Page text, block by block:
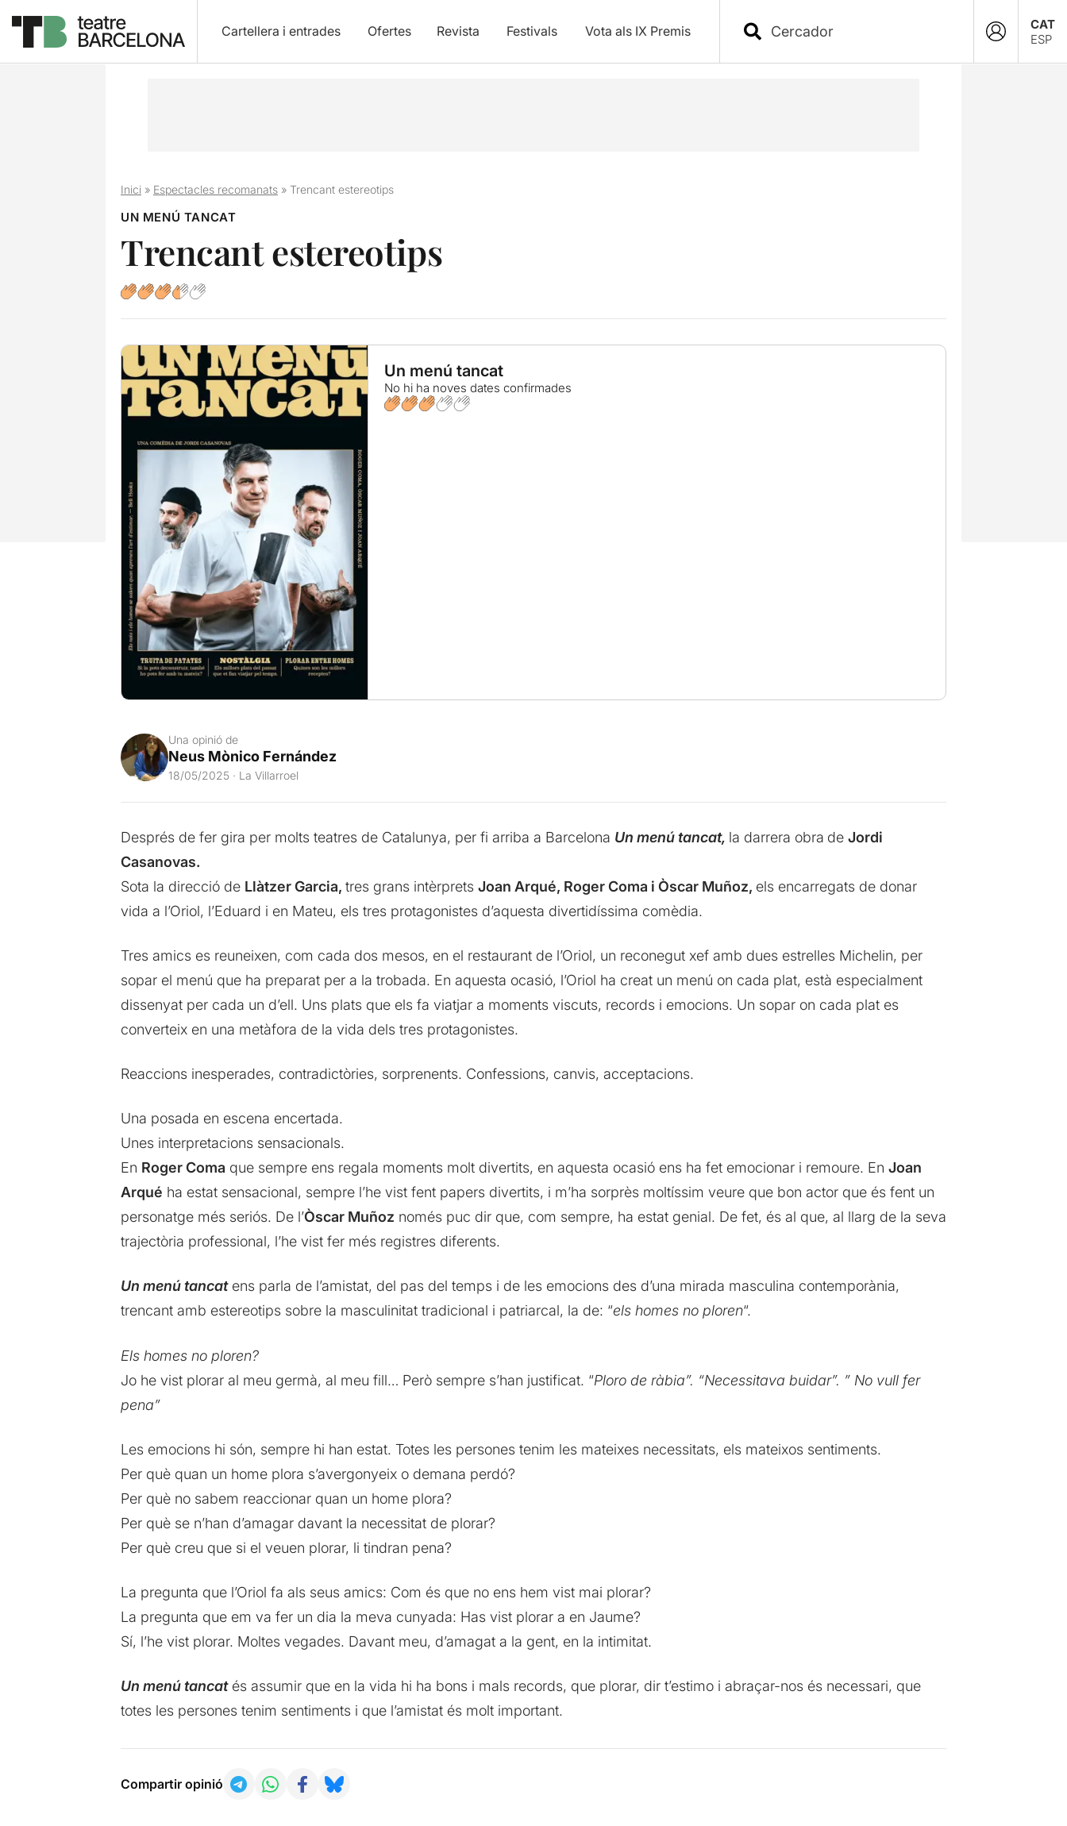
Cartellera i entrades Ofertes Revista Festivals Vota als IX Premis
CAT
ESP
Inici» Espectacles recomanats» Trencant estereotips
UN MENÚ TANCAT
Trencant estereotips
Un menú tancat
No hi ha noves dates confirmades
Una opinió de
Neus Mònico Fernández
18/05/2025 · La Villarroel
Després de fer gira per molts teatres de Catalunya, per fi arriba a Barcelona Un menú tancat, la darrera obra de Jordi
Casanovas.
Sota la direcció de Llàtzer Garcia, tres grans intèrprets Joan Arqué, Roger Coma i Òscar Muñoz, els encarregats de donar
vida a l’Oriol, l’Eduard i en Mateu, els tres protagonistes d’aquesta divertidíssima comèdia.
Tres amics es reuneixen, com cada dos mesos, en el restaurant de l’Oriol, un reconegut xef amb dues estrelles Michelin, per
sopar el menú que ha preparat per a la trobada. En aquesta ocasió, l’Oriol ha creat un menú on cada plat, està especialment
dissenyat per cada un d’ell. Uns plats que els fa viatjar a moments viscuts, records i emocions. Un sopar on cada plat es
converteix en una metàfora de la vida dels tres protagonistes.
Reaccions inesperades, contradictòries, sorprenents. Confessions, canvis, acceptacions.
Una posada en escena encertada.
Unes interpretacions sensacionals.
En Roger Coma que sempre ens regala moments molt divertits, en aquesta ocasió ens ha fet emocionar i remoure. En Joan
Arqué ha estat sensacional, sempre l’he vist fent papers divertits, i m’ha sorprès moltíssim veure que bon actor que és fent un
personatge més seriós. De l’Òscar Muñoz només puc dir que, com sempre, ha estat genial. De fet, és al que, al llarg de la seva
trajectòria professional, l’he vist fer més registres diferents.
Un menú tancatens parla de l’amistat, del pas del temps i de les emocions des d’una mirada masculina contemporània,
trencant amb estereotips sobre la masculinitat tradicional i patriarcal, la de: “els homes no ploren“.
Els homes no ploren?
Jo he vist plorar al meu germà, al meu fill… Però sempre s’han justificat. “Ploro de ràbia”. “Necessitava buidar”. ” No vull fer
pena”
Les emocions hi són, sempre hi han estat. Totes les persones tenim les mateixes necessitats, els mateixos sentiments.
Per què quan un home plora s’avergonyeix o demana perdó?
Per què no sabem reaccionar quan un home plora?
Per què se n’han d’amagar davant la necessitat de plorar?
Per què creu que si el veuen plorar, li tindran pena?
La pregunta que l’Oriol fa als seus amics: Com és que no ens hem vist mai plorar?
La pregunta que em va fer un dia la meva cunyada: Has vist plorar a en Jaume?
Sí, l’he vist plorar. Moltes vegades. Davant meu, d’amagat a la gent, en la intimitat.
Un menú tancatés assumir que en la vida hi ha bons i mals records, que plorar, dir t’estimo i abraçar-nos és necessari, que
totes les persones tenim sentiments i que l’amistat és molt important.
Compartir opinió